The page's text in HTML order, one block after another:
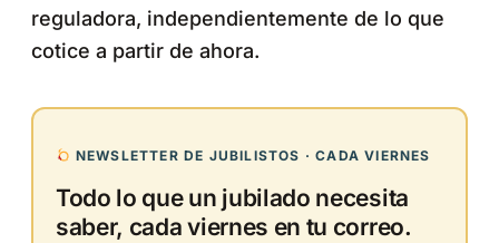
reguladora, independientemente de lo que
cotice a partir de ahora.
NEWSLETTER DE JUBILISTOS · CADA VIERNES
Todo lo que un jubilado necesita
saber, cada viernes en tu correo.